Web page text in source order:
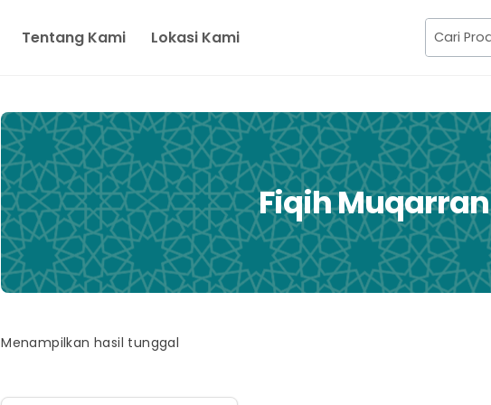
Tentang Kami Lokasi Kami
Fiqih Muqarran
Menampilkan hasil tunggal